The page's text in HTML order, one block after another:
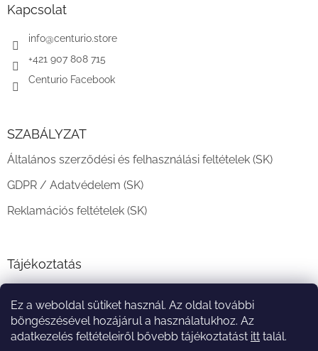
Ez a weboldal sütiket használ. Az oldal további
böngészésével hozájárul a használatukhoz. Az
adatkezelés feltételeiről bővebb tájékoztatást itt talál.
Kapcsolat
info@centurio.store
+421 907 808 715
Centurio Facebook
SZABÁLYZAT
Általános szerződési és felhasználási feltételek (SK)
GDPR / Adatvédelem (SK)
Reklamációs feltételek (SK)
Tájékoztatás
A vásárlás menete